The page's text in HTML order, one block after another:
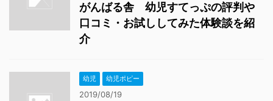
がんばる舎 幼児すてっぷの評判や
口コミ・お試ししてみた体験談を紹
介
幼児 幼児ポピー
2019/08/19